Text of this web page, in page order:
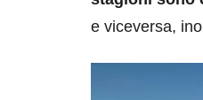
e viceversa,